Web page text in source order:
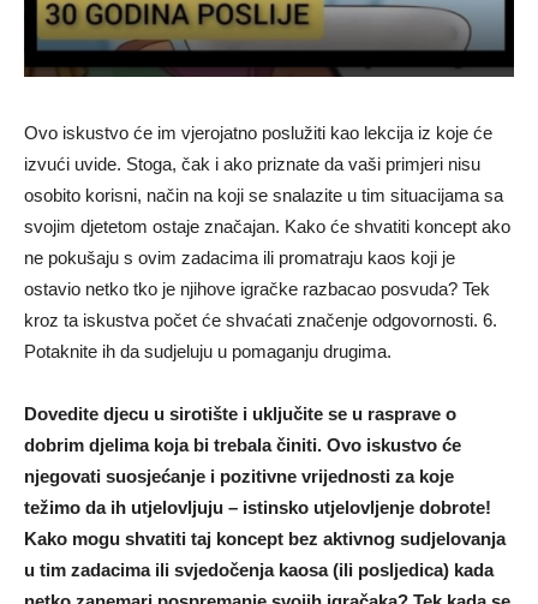
Ovo iskustvo će im vjerojatno poslužiti kao lekcija iz koje će
izvući uvide. Stoga, čak i ako priznate da vaši primjeri nisu
osobito korisni, način na koji se snalazite u tim situacijama sa
svojim djetetom ostaje značajan. Kako će shvatiti koncept ako
ne pokušaju s ovim zadacima ili promatraju kaos koji je
ostavio netko tko je njihove igračke razbacao posvuda? Tek
kroz ta iskustva počet će shvaćati značenje odgovornosti. 6.
Potaknite ih da sudjeluju u pomaganju drugima.
Dovedite djecu u sirotište i uključite se u rasprave o
dobrim djelima koja bi trebala činiti. Ovo iskustvo će
njegovati suosjećanje i pozitivne vrijednosti za koje
težimo da ih utjelovljuju – istinsko utjelovljenje dobrote!
Kako mogu shvatiti taj koncept bez aktivnog sudjelovanja
u tim zadacima ili svjedočenja kaosa (ili posljedica) kada